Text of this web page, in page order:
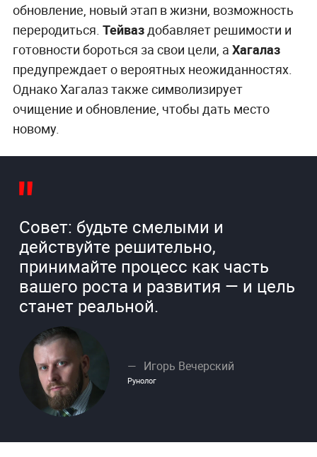
обновление, новый этап в жизни, возможность
переродиться. Тейваздобавляет решимости и
готовности бороться за свои цели, а Хагалаз
предупреждает о вероятных неожиданностях.
Однако Хагалаз также символизирует
очищение и обновление, чтобы дать место
новому.
Совет: будьте смелыми и
действуйте решительно,
принимайте процесс как часть
вашего роста и развития — и цель
станет реальной.
Игорь Вечерский
Рунолог